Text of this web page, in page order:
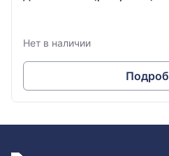
Нет в наличии